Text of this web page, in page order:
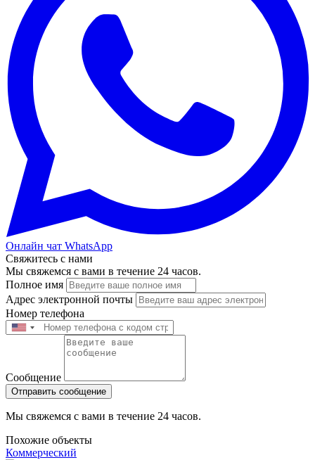
Онлайн чат WhatsApp
Свяжитесь с нами
Мы свяжемся с вами в течение 24 часов.
Полное имя
Адрес электронной почты
Номер телефона
Сообщение
Отправить сообщение
Мы свяжемся с вами в течение 24 часов.
Похожие объекты
Коммерческий